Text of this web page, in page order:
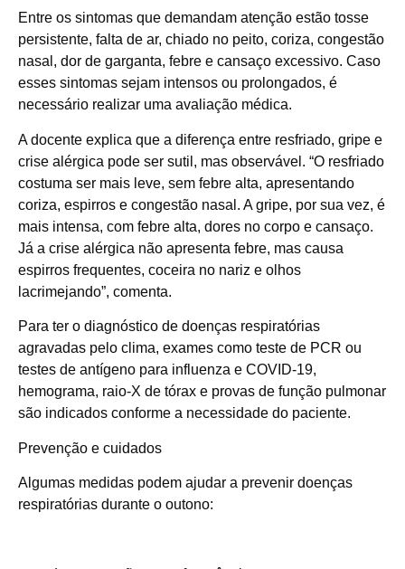
Entre os sintomas que demandam atenção estão tosse
persistente, falta de ar, chiado no peito, coriza, congestão
nasal, dor de garganta, febre e cansaço excessivo. Caso
esses sintomas sejam intensos ou prolongados, é
necessário realizar uma avaliação médica.
A docente explica que a diferença entre resfriado, gripe e
crise alérgica pode ser sutil, mas observável. “O resfriado
costuma ser mais leve, sem febre alta, apresentando
coriza, espirros e congestão nasal. A gripe, por sua vez, é
mais intensa, com febre alta, dores no corpo e cansaço.
Já a crise alérgica não apresenta febre, mas causa
espirros frequentes, coceira no nariz e olhos
lacrimejando”, comenta.
Para ter o diagnóstico de doenças respiratórias
agravadas pelo clima, exames como teste de PCR ou
testes de antígeno para influenza e COVID-19,
hemograma, raio-X de tórax e provas de função pulmonar
são indicados conforme a necessidade do paciente.
Prevenção e cuidados
Algumas medidas podem ajudar a prevenir doenças
respiratórias durante o outono: